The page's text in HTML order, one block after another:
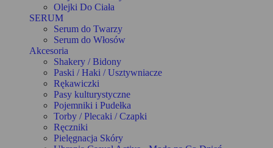
Olejki Do Ciała
SERUM
Serum do Twarzy
Serum do Włosów
Akcesoria
Shakery / Bidony
Paski / Haki / Usztywniacze
Rękawiczki
Pasy kulturystyczne
Pojemniki i Pudełka
Torby / Plecaki / Czapki
Ręczniki
Pielęgnacja Skóry